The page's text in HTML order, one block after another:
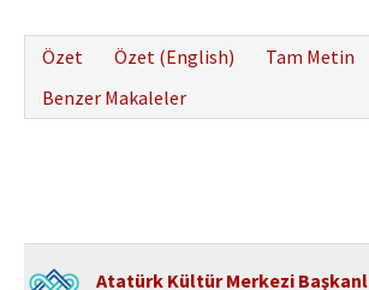
Özet
Özet (English) Tam Metin
Benzer Makaleler
Atatürk Kültür Merkezi